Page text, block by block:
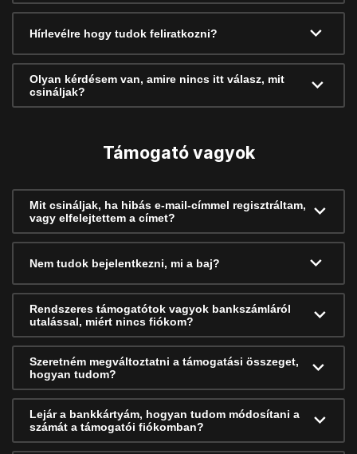
Hírlevélre hogy tudok feliratkozni?
Olyan kérdésem van, amire nincs itt válasz, mit
csináljak?
Támogató vagyok
Mit csináljak, ha hibás e-mail-címmel regisztráltam,
vagy elfelejtettem a címet?
Nem tudok bejelentkezni, mi a baj?
Rendszeres támogatótok vagyok bankszámláról
utalással, miért nincs fiókom?
Szeretném megváltoztatni a támogatási összeget,
hogyan tudom?
Lejár a bankkártyám, hogyan tudom módosítani a
számát a támogatói fiókomban?